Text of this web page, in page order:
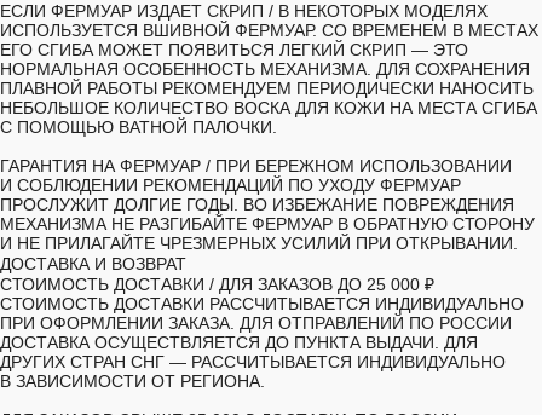
ЕСЛИ ФЕРМУАР ИЗДАЕТ СКРИП / В НЕКОТОРЫХ МОДЕЛЯХ
ИСПОЛЬЗУЕТСЯ ВШИВНОЙ ФЕРМУАР. СО ВРЕМЕНЕМ В МЕСТАХ
ЕГО СГИБА МОЖЕТ ПОЯВИТЬСЯ ЛЕГКИЙ СКРИП — ЭТО
НОРМАЛЬНАЯ ОСОБЕННОСТЬ МЕХАНИЗМА. ДЛЯ СОХРАНЕНИЯ
ПЛАВНОЙ РАБОТЫ РЕКОМЕНДУЕМ ПЕРИОДИЧЕСКИ НАНОСИТЬ
НЕБОЛЬШОЕ КОЛИЧЕСТВО ВОСКА ДЛЯ КОЖИ НА МЕСТА СГИБА
С ПОМОЩЬЮ ВАТНОЙ ПАЛОЧКИ.
ГАРАНТИЯ НА ФЕРМУАР / ПРИ БЕРЕЖНОМ ИСПОЛЬЗОВАНИИ
И СОБЛЮДЕНИИ РЕКОМЕНДАЦИЙ ПО УХОДУ ФЕРМУАР
ПРОСЛУЖИТ ДОЛГИЕ ГОДЫ. ВО ИЗБЕЖАНИЕ ПОВРЕЖДЕНИЯ
МЕХАНИЗМА НЕ РАЗГИБАЙТЕ ФЕРМУАР В ОБРАТНУЮ СТОРОНУ
И НЕ ПРИЛАГАЙТЕ ЧРЕЗМЕРНЫХ УСИЛИЙ ПРИ ОТКРЫВАНИИ.
ДОСТАВКА И ВОЗВРАТ
СТОИМОСТЬ ДОСТАВКИ / ДЛЯ ЗАКАЗОВ ДО 25 000 ₽
СТОИМОСТЬ ДОСТАВКИ РАССЧИТЫВАЕТСЯ ИНДИВИДУАЛЬНО
ПРИ ОФОРМЛЕНИИ ЗАКАЗА. ДЛЯ ОТПРАВЛЕНИЙ ПО РОССИИ
ДОСТАВКА ОСУЩЕСТВЛЯЕТСЯ ДО ПУНКТА ВЫДАЧИ. ДЛЯ
ДРУГИХ СТРАН СНГ — РАССЧИТЫВАЕТСЯ ИНДИВИДУАЛЬНО
В ЗАВИСИМОСТИ ОТ РЕГИОНА.